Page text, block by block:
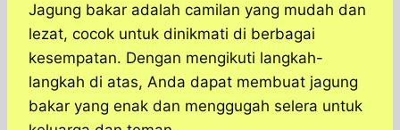
Jagung bakar adalah camilan yang mudah dan
lezat, cocok untuk dinikmati di berbagai
kesempatan. ​Dengan mengikuti langkah-
langkah di atas, Anda dapat membuat jagung
bakar yang enak dan menggugah selera untuk